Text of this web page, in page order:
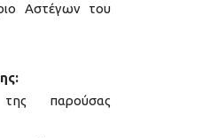
Αστέγων του
παρούσας